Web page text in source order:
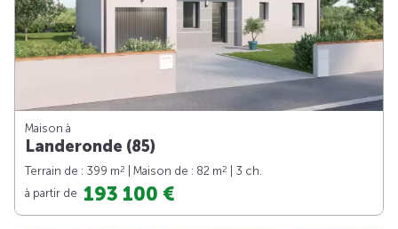
Maison à
Landeronde (85)
Terrain de : 399 m2 | Maison de : 82 m2
| 3 ch.
à partir de 193 100 €